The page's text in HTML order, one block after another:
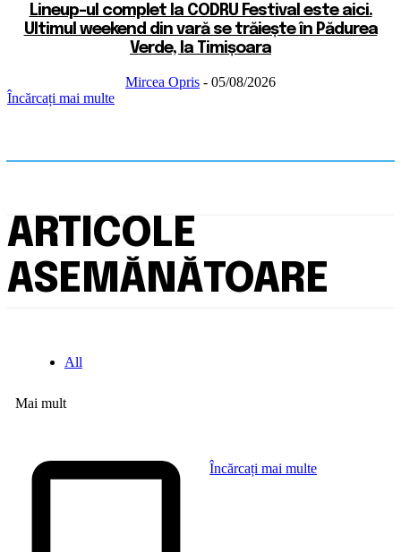
Lineup-ul complet la CODRU Festival este aici.
Ultimul weekend din vară se trăiește în Pădurea
Verde, la Timișoara
Mircea Opris - 05/08/2026
Încărcați mai multe
ARTICOLE
ASEMĂNĂTOARE
All
Mai mult
Încărcați mai multe